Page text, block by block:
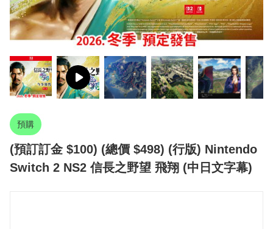
預購
(預訂訂金 $100) (總價 $498) (行版) Nintendo
Switch 2 NS2 信長之野望 飛翔 (中日文字幕)